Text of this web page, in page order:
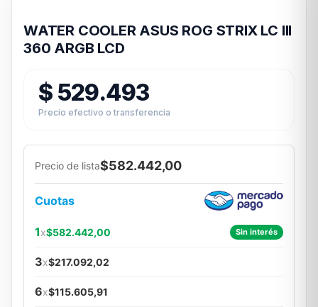
WATER COOLER ASUS ROG STRIX LC III
360 ARGB LCD
$ 529.493
Precio efectivo o transferencia
Precio de lista$582.442,00
Cuotas
1x$582.442,00 Sin interés
3x$217.092,02
6x$115.605,91